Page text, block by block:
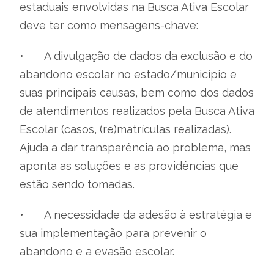
estaduais envolvidas na Busca Ativa Escolar
deve ter como mensagens-chave:
•
A divulgação de dados da exclusão e do
abandono escolar no estado/município e
suas principais causas, bem como dos dados
de atendimentos realizados pela Busca Ativa
Escolar (casos, (re)matrículas realizadas).
Ajuda a dar transparência ao problema, mas
aponta as soluções e as providências que
estão sendo tomadas.
•
A necessidade da adesão à estratégia e
sua implementação para prevenir o
abandono e a evasão escolar.